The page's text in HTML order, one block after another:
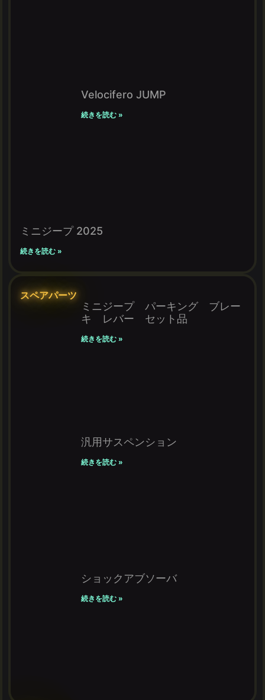
Velocifero JUMP
続きを読む »
ミニジープ 2025
続きを読む »
スペアパーツ
ミニジープ パーキング ブレー
キ レバー セット品
続きを読む »
汎用サスペンション
続きを読む »
ショックアブソーバ
続きを読む »